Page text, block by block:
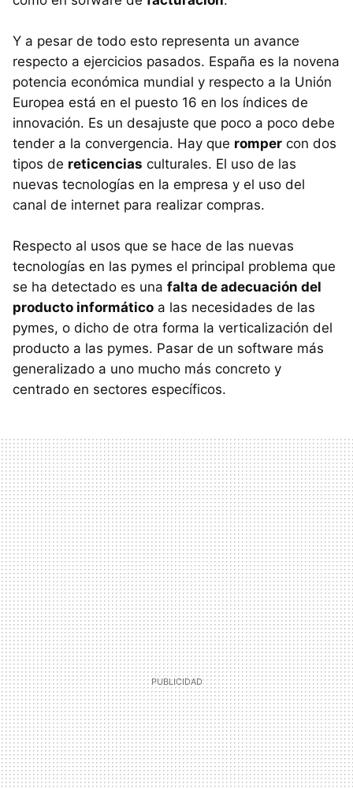
Y a pesar de todo esto representa un avance
respecto a ejercicios pasados. España es la novena
potencia económica mundial y respecto a la Unión
Europea está en el puesto 16 en los índices de
innovación. Es un desajuste que poco a poco debe
tender a la convergencia. Hay que romper con dos
tipos de reticencias culturales. El uso de las
nuevas tecnologías en la empresa y el uso del
canal de internet para realizar compras.
Respecto al usos que se hace de las nuevas
tecnologías en las pymes el principal problema que
se ha detectado es una falta de adecuación del
producto informático a las necesidades de las
pymes, o dicho de otra forma la verticalización del
producto a las pymes. Pasar de un software más
generalizado a uno mucho más concreto y
centrado en sectores específicos.